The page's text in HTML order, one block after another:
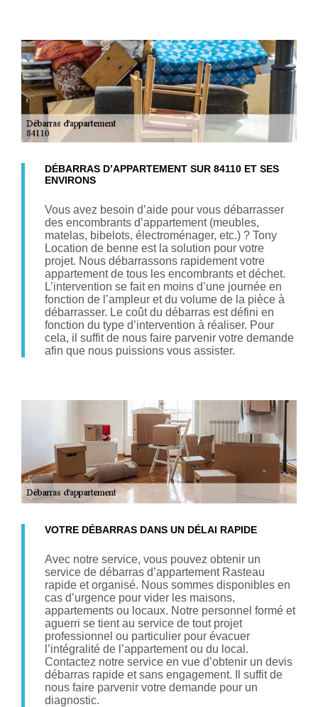
DÉBARRAS D’APPARTEMENT SUR 84110 ET SES
ENVIRONS
Vous avez besoin d’aide pour vous débarrasser
des encombrants d’appartement (meubles,
matelas, bibelots, électroménager, etc.) ? Tony
Location de benne est la solution pour votre
projet. Nous débarrassons rapidement votre
appartement de tous les encombrants et déchet.
L’intervention se fait en moins d’une journée en
fonction de l’ampleur et du volume de la pièce à
débarrasser. Le coût du débarras est défini en
fonction du type d’intervention à réaliser. Pour
cela, il suffit de nous faire parvenir votre demande
afin que nous puissions vous assister.
VOTRE DÉBARRAS DANS UN DÉLAI RAPIDE
Avec notre service, vous pouvez obtenir un
service de débarras d’appartement Rasteau
rapide et organisé. Nous sommes disponibles en
cas d’urgence pour vider les maisons,
appartements ou locaux. Notre personnel formé et
aguerri se tient au service de tout projet
professionnel ou particulier pour évacuer
l’intégralité de l’appartement ou du local.
Contactez notre service en vue d’obtenir un devis
débarras rapide et sans engagement. Il suffit de
nous faire parvenir votre demande pour un
diagnostic.